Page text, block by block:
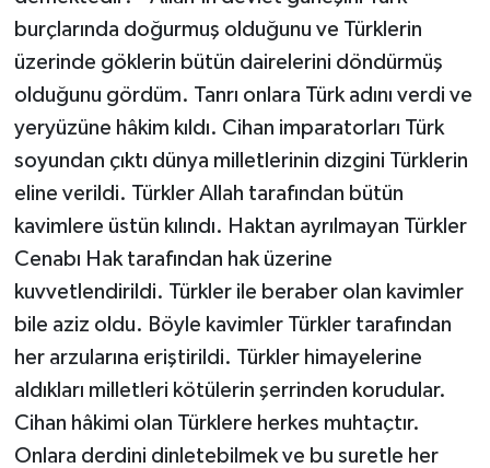
burçlarında doğurmuş olduğunu ve Türklerin
üzerinde göklerin bütün dairelerini döndürmüş
olduğunu gördüm. Tanrı onlara Türk adını verdi ve
yeryüzüne hâkim kıldı. Cihan imparatorları Türk
soyundan çıktı dünya milletlerinin dizgini Türklerin
eline verildi. Türkler Allah tarafından bütün
kavimlere üstün kılındı. Haktan ayrılmayan Türkler
Cenabı Hak tarafından hak üzerine
kuvvetlendirildi. Türkler ile beraber olan kavimler
bile aziz oldu. Böyle kavimler Türkler tarafından
her arzularına eriştirildi. Türkler himayelerine
aldıkları milletleri kötülerin şerrinden korudular.
Cihan hâkimi olan Türklere herkes muhtaçtır.
Onlara derdini dinletebilmek ve bu suretle her